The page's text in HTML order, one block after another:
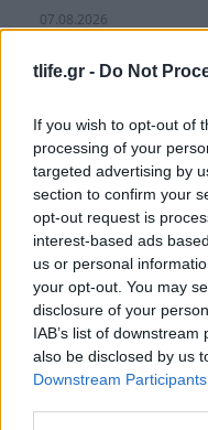
tlife.gr - Do Not
If you wish to opt-out of
processing of your
targeted advertising by
section to confirm your
opt-out request is
interest-based ads
us or personal
your opt-out. You may
disclosure of your
IAB’s list of
also be disclosed by us
Downstream Participants
07.08.2026